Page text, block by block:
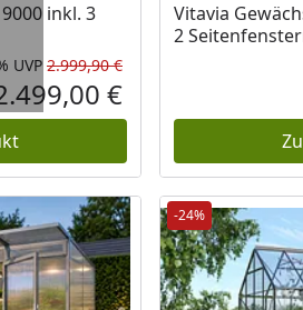
inkl. 3
Rabatt in Prozent
Ursprünglicher Preis
UVP 2.999,90 €
Aktueller Preis
€
Vitavia
2
-24%